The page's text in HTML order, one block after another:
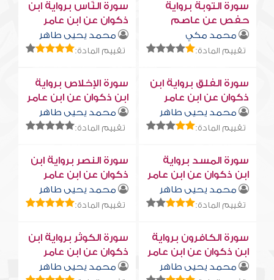
سورة التوبة برواية
حفص عن عاصم
محمد مكي
تقييم المادة:
سورة النّاس برواية ابن
ذكوان عن ابن عامر
محمد يحيى طاهر
تقييم المادة:
سورة الفلق برواية ابن
ذكوان عن ابن عامر
محمد يحيى طاهر
تقييم المادة:
سورة الإخلاص برواية
ابن ذكوان عن ابن عامر
محمد يحيى طاهر
تقييم المادة:
سورة المسد برواية
ابن ذكوان عن ابن عامر
محمد يحيى طاهر
تقييم المادة:
سورة النصر برواية ابن
ذكوان عن ابن عامر
محمد يحيى طاهر
تقييم المادة:
سورة الكافرون برواية
ابن ذكوان عن ابن عامر
محمد يحيى طاهر
سورة الكوثر برواية ابن
ذكوان عن ابن عامر
محمد يحيى طاهر